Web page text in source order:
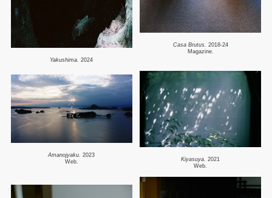
Yakushima. 2024
Casa Brutus. 2018-24
Magazine.
Amanojyaku. 2023
Web.
Kiyasuya. 2021
Web.